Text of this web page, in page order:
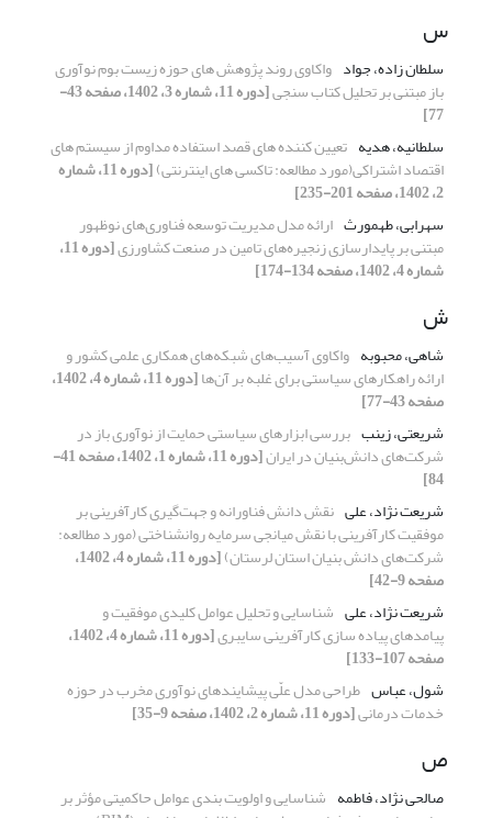
س
سلطان زاده، جواد واکاوی روند پژوهش های حوزه زیست بوم نوآوری
باز مبتنی بر تحلیل کتاب سنجی [دوره 11، شماره 3، 1402، صفحه 43-
77]
سلطانیه، هدیه تعیین کننده های قصد استفاده مداوم از سیستم های
اقتصاد اشتراکی(مورد مطالعه: تاکسی های اینترنتی) [دوره 11، شماره
2، 1402، صفحه 201-235]
سهرابی، طهمورث ارائه مدل مدیریت توسعه فناوری‌های نوظهور
مبتنی بر پایدارسازی زنجیره‌های تامین در صنعت کشاورزی [دوره 11،
شماره 4، 1402، صفحه 134-174]
ش
شاهی، محبوبه واکاوی آسیب‌های شبکه‌های همکاری علمی کشور و
ارائه راهکارهای سیاستی برای غلبه بر آن‌‌ها [دوره 11، شماره 4، 1402،
صفحه 43-77]
شریعتی، زینب بررسی ابزار‌های سیاستی حمایت از نوآوری باز در
شرکت‌های دانش‌بنیان در ایران [دوره 11، شماره 1، 1402، صفحه 41-
84]
شریعت نژاد، علی نقش دانش فناورانه و جهت‌گیری کارآفرینی بر
موفقیت کارآفرینی با نقش میانجی سرمایه روانشناختی (مورد مطالعه:
شرکت‌های دانش بنیان استان لرستان) [دوره 11، شماره 4، 1402،
صفحه 9-42]
شریعت نژاد، علی شناسایی و تحلیل عوامل کلیدی موفقیت و
پیامدهای پیاده سازی کارآفرینی سایبری [دوره 11، شماره 4، 1402،
صفحه 107-133]
شول، عباس طراحی مدل علّی پیشایندهای نوآوری مخرب در حوزه
خدمات درمانی[دوره 11، شماره 2، 1402، صفحه 9-35]
ص
صالحی نژاد، فاطمه شناسایی و اولویت بندی عوامل حاکمیتی مؤثر بر